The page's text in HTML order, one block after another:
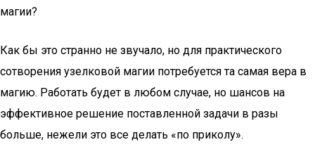
магии?
Как бы это странно не звучало, но для практического
сотворения узелковой магии потребуется та самая вера в
магию. Работать будет в любом случае, но шансов на
эффективное решение поставленной задачи в разы
больше, нежели это все делать «по приколу».